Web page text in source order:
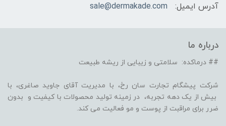
آدرس ایمیل:
sale@dermakade.com
درباره ما
## درماکده: سلامتی و زیبایی از ریشه طبیعت
شرکت پیشگام تجارت سان رخ، با مدیریت آقای جاوید صاغری، با
بیش از یک دهه تجربه، در زمینه تولید محصولات با کیفیت و بدون
ضرر برای مراقبت از پوست و مو فعالیت می کند.